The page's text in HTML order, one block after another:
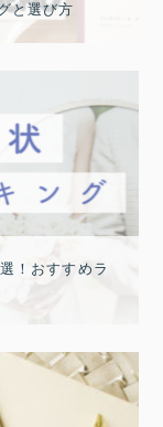
と選び方
！おすすめラ